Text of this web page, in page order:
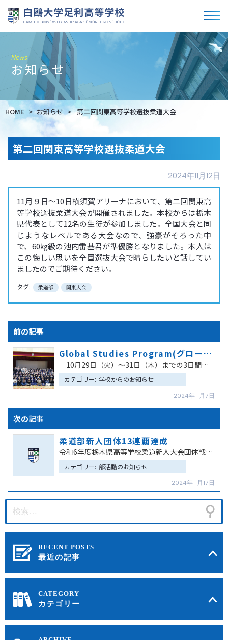
News
お知らせ
HOME お知らせ 第二回関東高等学校選抜柔道大会
第二回関東高等学校選抜柔道大会
2024年11月12日
11月９日～10日横須賀アリーナにおいて、第二回関東高
等学校選抜柔道大会が開催されました。本校からは栃木
県代表として12名の生徒が参加しました。全国大会と同
じようなレベルである大会なので、強豪がそろった中
で、60㎏級の池内雷基君が準優勝となりました。本人は
この悔しい思いを全国選抜大会で晴らしたいと話してい
ましたのでご期待ください。
タグ: 柔道部 関東大会
投
稿
ナ
ビ
ー
シ
Global Studies Program(グローバル・スタディーズ・プログラム)を実施しました。
10月29日（火）～31日（木）までの3日間、特別進学コース１年生全員が参加し、世界各国から日本の…
カテゴリー: 学校からのお知らせ
2024年11月7日
柔道部新人団体13連覇達成
令和6年度栃木県高等学校柔道新人大会団体戦において、本校柔道部が13連覇を達成しました。9年ぶりに作…
カテゴリー: 部活動のお知らせ
2024年11月17日
最近の記事
カテゴリー